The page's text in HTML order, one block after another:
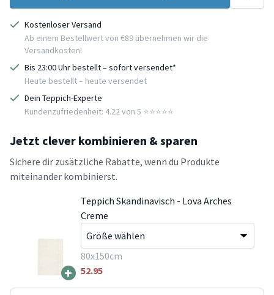
Kostenloser Versand
Ab einem Bestellwert von €89 übernehmen wir die
Versandkosten!
Bis 23:00 Uhr bestellt – sofort versendet*
Heute bestellt – heute versendet
Dein Teppich-Experte
Kundenzufriedenheit: 4.22 von 5 ⭐️⭐️⭐️⭐️⭐️
Jetzt clever kombinieren & sparen
Sichere dir zusätzliche Rabatte, wenn du Produkte
miteinander kombinierst.
+
Teppich Skandinavisch - Lova Arches
Creme
80x150cm
52.95